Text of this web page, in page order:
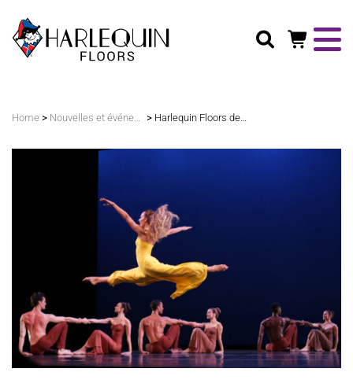
Home > Nouvelles et événements > Harlequin Floors devient le sponsor officiel des revêtements de sol de la Martha Graham Dance Company